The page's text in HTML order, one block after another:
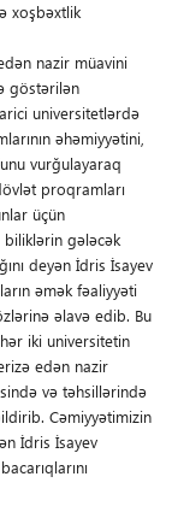
xoşbəxtlik
nazir müavini
göstərilən
universitetlərdə
əhəmiyyətini,
vurğulayaraq
proqramları
üçün
biliklərin gələcək
deyən İdris İsayev
əmək fəaliyyəti
əlavə edib. Bu
iki universitetin
edən nazir
və təhsillərində
Cəmiyyətimizin
İdris İsayev